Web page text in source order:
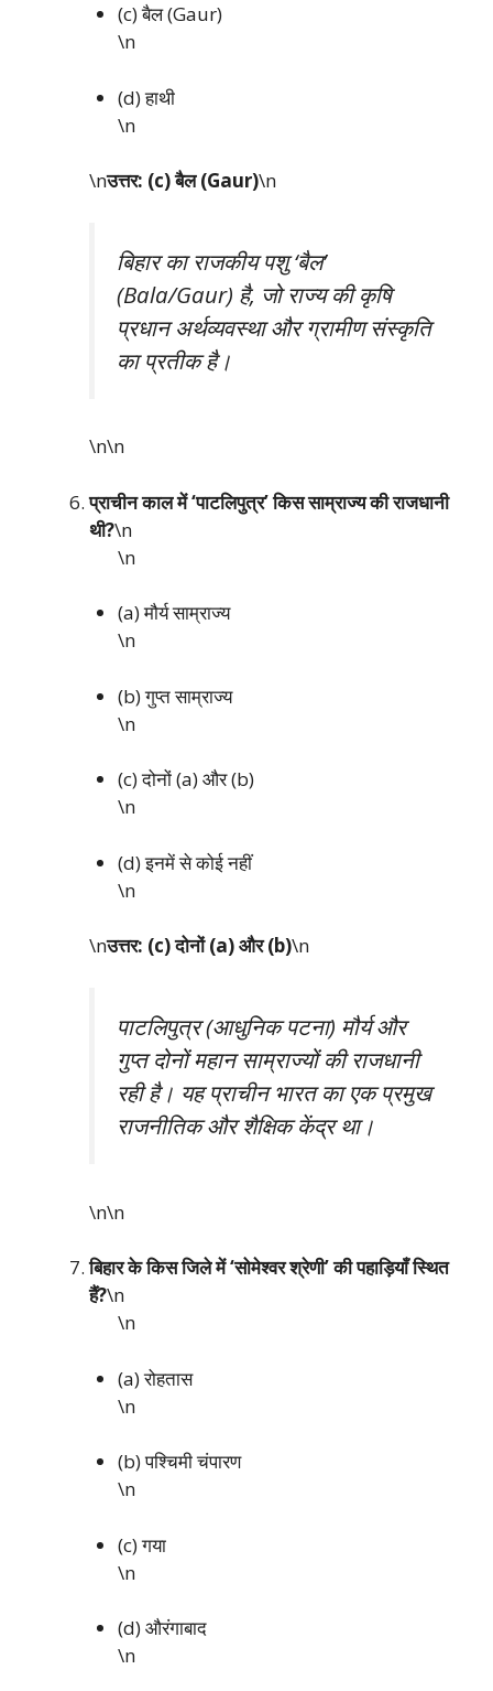
(c) बैल (Gaur)
\n
(d) हाथी
\n
\nउत्तर: (c) बैल (Gaur)\n
बिहार का राजकीय पशु ‘बैल’
(Bala/Gaur) है, जो राज्य की कृषि
प्रधान अर्थव्यवस्था और ग्रामीण संस्कृति
का प्रतीक है।
\n\n
प्राचीन काल में ‘पाटलिपुत्र’ किस साम्राज्य की राजधानी
थी?\n
\n
(a) मौर्य साम्राज्य
\n
(b) गुप्त साम्राज्य
\n
(c) दोनों (a) और (b)
\n
(d) इनमें से कोई नहीं
\n
\nउत्तर: (c) दोनों (a) और (b)\n
पाटलिपुत्र (आधुनिक पटना) मौर्य और
गुप्त दोनों महान साम्राज्यों की राजधानी
रही है। यह प्राचीन भारत का एक प्रमुख
राजनीतिक और शैक्षिक केंद्र था।
\n\n
बिहार के किस जिले में ‘सोमेश्वर श्रेणी’ की पहाड़ियाँ स्थित
हैं?\n
\n
(a) रोहतास
\n
(b) पश्चिमी चंपारण
\n
(c) गया
\n
(d) औरंगाबाद
\n